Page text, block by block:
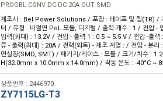
PROGBL CONV DC-DC 20A OUT SMD
제조사 : Bel Power Solutions / 포장 : 테이프 및 릴(TR) /
터 / 유형 : 비절연 PoL 모듈, 디지털 / 출력 개수 : 1 / 전압 -
입력(최대) : 13.2V / 전압 - 출력 1 : 0.5 ~ 5.5 V / 전압 -출
류 - 출력(최대) : 20A / 전력(와트) - 제조 계열 : / 전압 - 분
면실장(SMD, SMT) / 패키지/케이스 : 모듈 / 크기/치수 :
H(32.0mm x 10.0mm x 14.0mm) / 작동 온도 : -40°C ~
상품번호 : 2446970
ZY7115LG-T3